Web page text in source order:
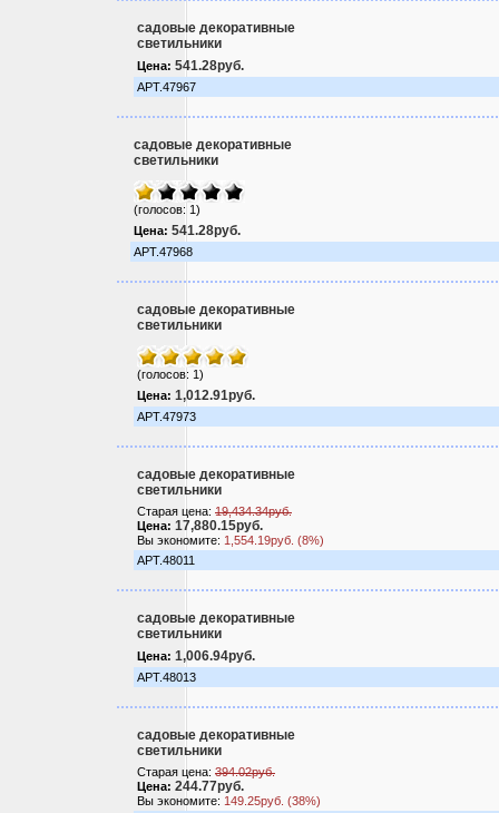
садовые декоративные
светильники
Цена: 541.28руб.
АРТ.47967
садовые декоративные
светильники
(голосов: 1)
Цена: 541.28руб.
АРТ.47968
садовые декоративные
светильники
(голосов: 1)
Цена: 1,012.91руб.
АРТ.47973
садовые декоративные
светильники
Старая цена: 19,434.34руб.
Цена: 17,880.15руб.
Вы экономите: 1,554.19руб. (8%)
АРТ.48011
садовые декоративные
светильники
Цена: 1,006.94руб.
АРТ.48013
садовые декоративные
светильники
Старая цена: 394.02руб.
Цена: 244.77руб.
Вы экономите: 149.25руб. (38%)